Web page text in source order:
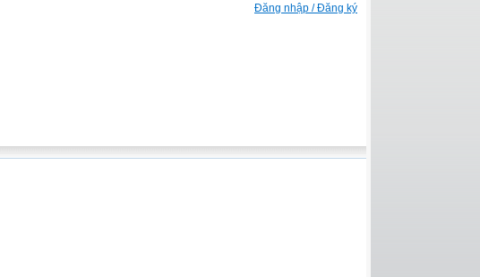
Đăng nhập / Đăng ký